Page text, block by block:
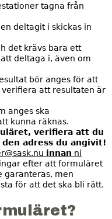
tagna från
deltagit i skickas in
det krävs bara ett
deltaga i, även om
bör anges för att
att resultaten är
anges ska
kunna räknas.
verifiera att du
adress du angivit!
innan ni
efter att formuläret
garanteras, men
för att det ska bli rätt.